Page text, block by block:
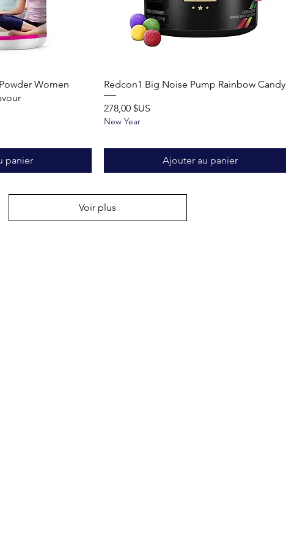
Women
panier
Aperçu rapide
Redcon1 Big Noise Pump Rainbow Candy
Prix
278,00 $US
New Year
Ajouter au panier
Voir plus